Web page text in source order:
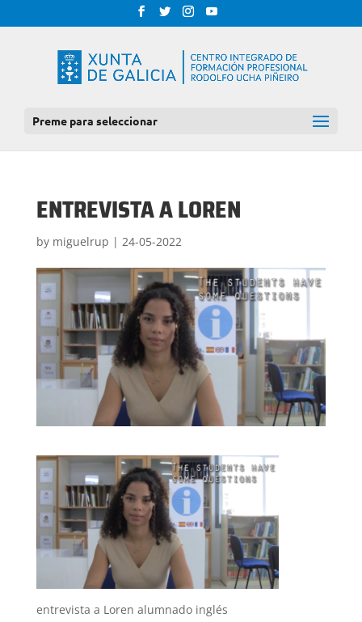
Preme para seleccionar
ENTREVISTA A LOREN
by miguelrup | 24-05-2022
entrevista a Loren alumnado inglés